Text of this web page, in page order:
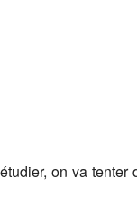
on va tenter